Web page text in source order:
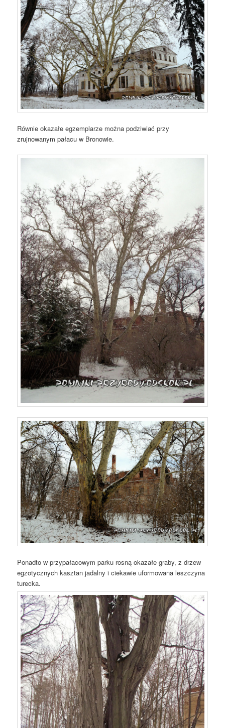
Równie okazałe egzemplarze można podziwiać przy
zrujnowanym pałacu w Bronowie.
Ponadto w przypałacowym parku rosną okazałe graby, z drzew
egzotycznych kasztan jadalny i ciekawie uformowana leszczyna
turecka.